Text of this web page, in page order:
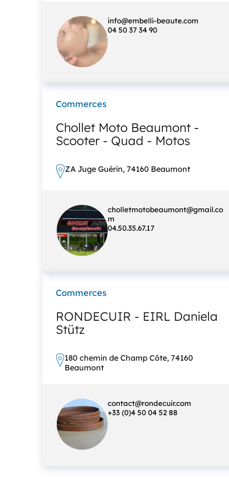
info@embelli-beaute.com
04 50 37 34 90
Commerces
Chollet Moto Beaumont -
Scooter - Quad - Motos
ZA Juge Guérin, 74160 Beaumont
cholletmotobeaumont@gmail.co
m
04.50.35.67.17
Commerces
RONDECUIR - EIRL Daniela
Stütz
180 chemin de Champ Côte, 74160
Beaumont
contact@rondecuir.com
+33 (0)4 50 04 52 88